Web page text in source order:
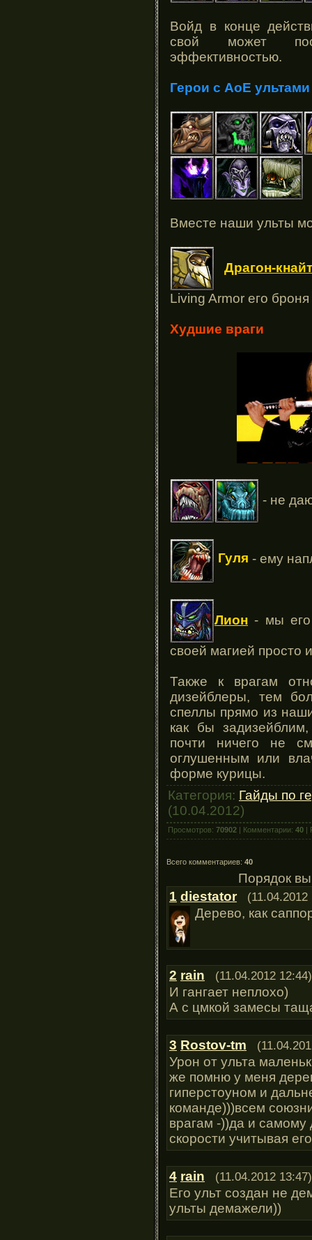
Войд в конце
свой может
эффективностью.
Герои с АоЕ ультами
Вместе наши ульты
Драгон-
Living Armor его
Худшие враги
- не
Гуля - ему
Лион - мы
своей магией просто
Также к врагам
дизейблеры, тем
спеллы прямо из
как бы
почти ничего не
оглушенным или
форме курицы.
Категория: Гайды по
(10.04.2012)
Просмотров: 70902 | Комментарии: 40 |
Всего комментариев: 40
Порядок
1 diestator (11.04.2012
Дерево, как
2 rain (11.04.2012 12:44)
И гангает неплохо)
А с цмкой замесы
3 Rostov-tm
Урон от ульта
же помню у меня
гиперстоуном и
команде)))всем
врагам -))да и самому
скорости учитывая
4 rain (11.04.2012 13:47)
Его ульт создан не
ульты демажели))